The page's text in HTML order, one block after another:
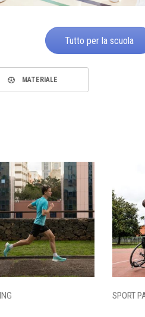
Tutto per la scuola
MATERIALE
SPORT